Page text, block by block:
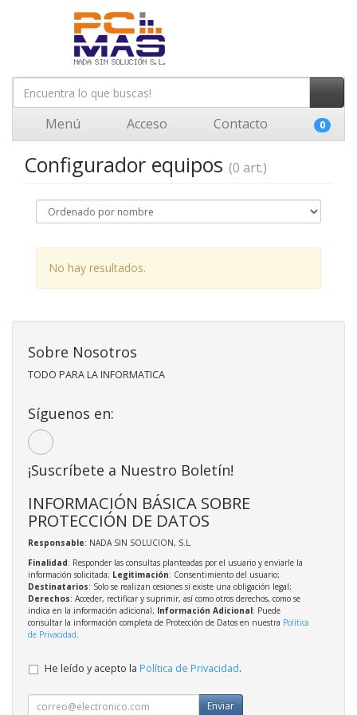
Menú Acceso Contacto 0
Configurador equipos (0 art.)
No hay resultados.
Sobre Nosotros
TODO PARA LA INFORMATICA
Síguenos en:
¡Suscríbete a Nuestro Boletín!
INFORMACIÓN BÁSICA SOBRE
PROTECCIÓN DE DATOS
Responsable: NADA SIN SOLUCION, S.L.
Finalidad: Responder las consultas planteadas por el usuario y enviarle la
información solicitada; Legitimación: Consentimiento del usuario;
Destinatarios: Solo se realizan cesiones si existe una obligación legal;
Derechos: Acceder, rectificar y suprimir, así como otros derechos, como se
indica en la información adicional; Información Adicional: Puede
consultar la información completa de Protección de Datos en nuestra Política
de Privacidad.
He leído y acepto la Política de Privacidad.
Enviar